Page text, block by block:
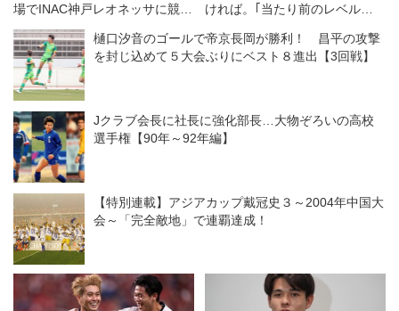
場でINAC神戸レオネッサに競り
勝つ◎皇后杯決勝
ければ。｢当たり前のレベルに
樋口汐音のゴールで帝京長岡が勝利！ 昌平の攻撃
を封じ込めて５大会ぶりにベスト８進出【3回戦】
Jクラブ会長に社長に強化部長…大物ぞろいの高校
選手権【90年～92年編】
【特別連載】アジアカップ戴冠史３～2004年中国大
会～「完全敵地」で連覇達成！